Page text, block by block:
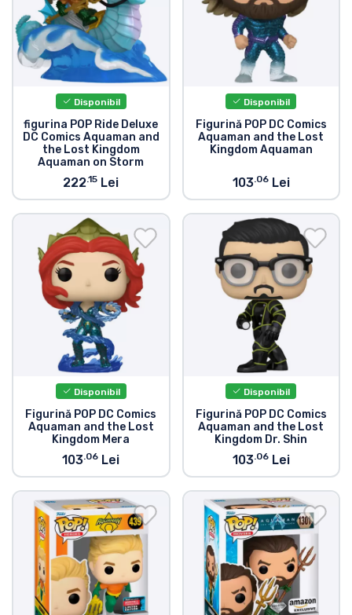
Disponibil
figurina POP Ride Deluxe
DC Comics Aquaman and
the Lost Kingdom
Aquaman on Storm
222.15 Lei
Disponibil
Figurină POP DC Comics
Aquaman and the Lost
Kingdom Aquaman
103.06Lei
Disponibil
Figurină POP DC Comics
Aquaman and the Lost
Kingdom Mera
103.06 Lei
Disponibil
Figurină POP DC Comics
Aquaman and the Lost
Kingdom Dr. Shin
103.06Lei